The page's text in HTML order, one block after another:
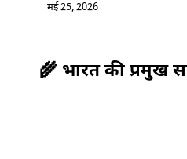
मई 25, 2026
🌾 भारत की प्रमुख